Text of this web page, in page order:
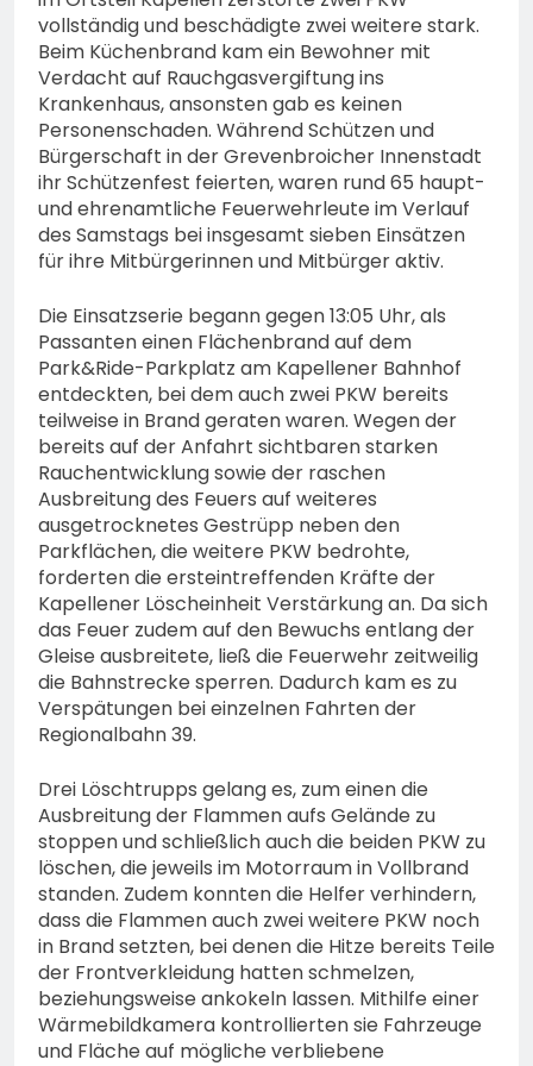
vollständig und beschädigte zwei weitere stark.
Beim Küchenbrand kam ein Bewohner mit
Verdacht auf Rauchgasvergiftung ins
Krankenhaus, ansonsten gab es keinen
Personenschaden. Während Schützen und
Bürgerschaft in der Grevenbroicher Innenstadt
ihr Schützenfest feierten, waren rund 65 haupt-
und ehrenamtliche Feuerwehrleute im Verlauf
des Samstags bei insgesamt sieben Einsätzen
für ihre Mitbürgerinnen und Mitbürger aktiv.
Die Einsatzserie begann gegen 13:05 Uhr, als
Passanten einen Flächenbrand auf dem
Park&Ride-Parkplatz am Kapellener Bahnhof
entdeckten, bei dem auch zwei PKW bereits
teilweise in Brand geraten waren. Wegen der
bereits auf der Anfahrt sichtbaren starken
Rauchentwicklung sowie der raschen
Ausbreitung des Feuers auf weiteres
ausgetrocknetes Gestrüpp neben den
Parkflächen, die weitere PKW bedrohte,
forderten die ersteintreffenden Kräfte der
Kapellener Löscheinheit Verstärkung an. Da sich
das Feuer zudem auf den Bewuchs entlang der
Gleise ausbreitete, ließ die Feuerwehr zeitweilig
die Bahnstrecke sperren. Dadurch kam es zu
Verspätungen bei einzelnen Fahrten der
Regionalbahn 39.
Drei Löschtrupps gelang es, zum einen die
Ausbreitung der Flammen aufs Gelände zu
stoppen und schließlich auch die beiden PKW zu
löschen, die jeweils im Motorraum in Vollbrand
standen. Zudem konnten die Helfer verhindern,
dass die Flammen auch zwei weitere PKW noch
in Brand setzten, bei denen die Hitze bereits Teile
der Frontverkleidung hatten schmelzen,
beziehungsweise ankokeln lassen. Mithilfe einer
Wärmebildkamera kontrollierten sie Fahrzeuge
und Fläche auf mögliche verbliebene